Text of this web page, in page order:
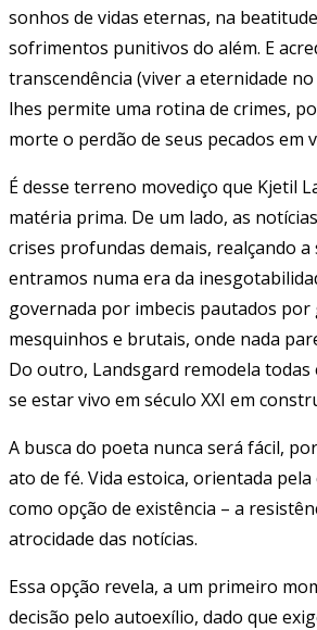
sonhos de vidas eternas, na
sofrimentos punitivos do além. E
transcendência (viver a eternidade
lhes permite uma rotina de crimes,
morte o perdão de seus pecados em
É desse terreno movediço que Kjetil
matéria prima. De um lado, as
crises profundas demais, realçando a
entramos numa era da
governada por imbecis pautados por
mesquinhos e brutais, onde nada
Do outro, Landsgard remodela todas
se estar vivo em século XXI em
A busca do poeta nunca será fácil,
ato de fé. Vida estoica, orientada
como opção de existência – a
atrocidade das notícias.
Essa opção revela, a um primeiro
decisão pelo autoexílio, dado que